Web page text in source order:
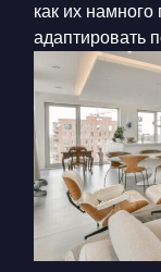
как их
адаптировать